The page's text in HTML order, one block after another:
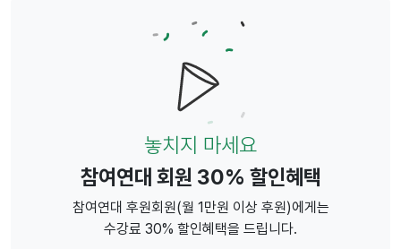
놓치지 마세요
참여연대 회원 30% 할인혜택
참여연대 후원회원(월 1만원 이상 후원)에게는
수강료 30% 할인혜택을 드립니다.